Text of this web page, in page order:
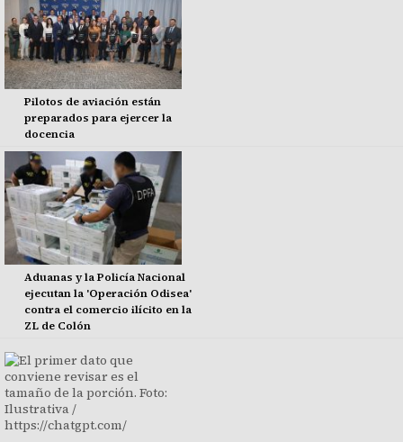
Pilotos de aviación están
preparados para ejercer la
docencia
Aduanas y la Policía Nacional
ejecutan la 'Operación Odisea'
contra el comercio ilícito en la
ZL de Colón